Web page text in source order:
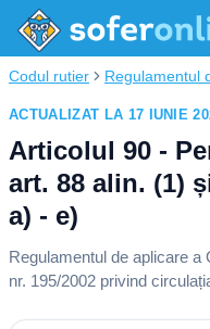
Codul rutier Regulamentul
ACTUALIZAT LA 17 IUNIE
Articolul 90 -
art. 88 alin. (1)
a) - e)
Regulamentul de aplicare a
nr. 195/2002 privind